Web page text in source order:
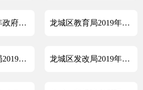
区水利局2019年政府信息公开工作年度报告 龙城区教育局2019年度政府信息公开年度报告
退役军人事务局2019年政府信息公开工作年度报告 龙城区发改局2019年政务公开年度报告